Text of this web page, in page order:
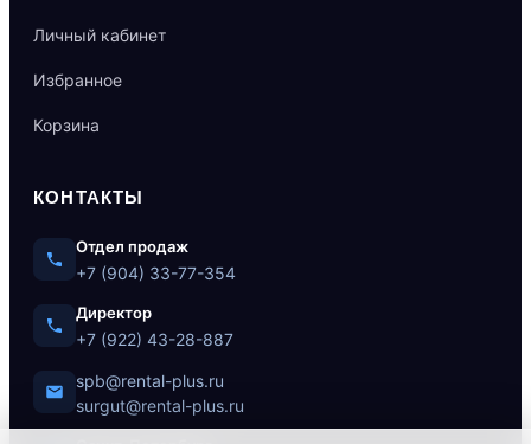
Личный кабинет
Избранное
Корзина
КОНТАКТЫ
Отдел продаж
+7 (904) 33-77-354
Директор
+7 (922) 43-28-887
spb@rental-plus.ru
surgut@rental-plus.ru